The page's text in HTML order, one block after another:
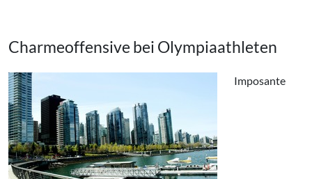
Charmeoffensive bei Olympiaathleten
Imposante